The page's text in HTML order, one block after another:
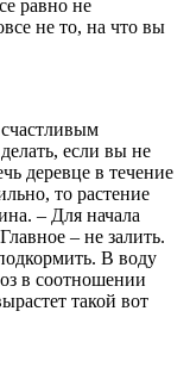
равно не
не то, на что вы
если вы не
деревце в течение
то растение
– Для начала
– не залить.
В воду
в соотношении
такой вот